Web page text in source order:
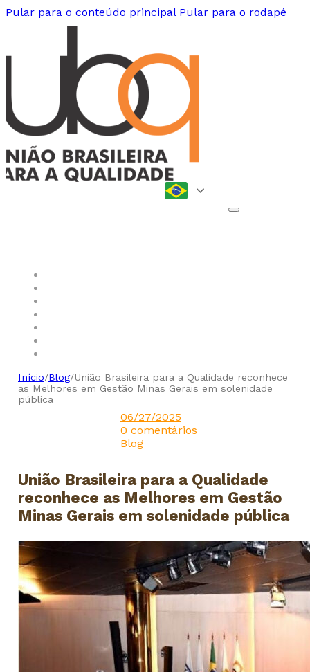
Pular para o conteúdo principal Pular para o rodapé
Início/Blog/União Brasileira para a Qualidade reconhece
as Melhores em Gestão Minas Gerais em solenidade
pública
06/27/2025
0 comentários
Blog
União Brasileira para a Qualidade
reconhece as Melhores em Gestão
Minas Gerais em solenidade pública